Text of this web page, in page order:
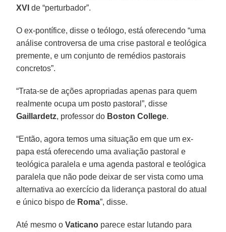
XVI de “perturbador”.
O ex-pontífice, disse o teólogo, está oferecendo “uma
análise controversa de uma crise pastoral e teológica
premente, e um conjunto de remédios pastorais
concretos”.
“Trata-se de ações apropriadas apenas para quem
realmente ocupa um posto pastoral”, disse
Gaillardetz, professor do Boston College.
“Então, agora temos uma situação em que um ex-
papa está oferecendo uma avaliação pastoral e
teológica paralela e uma agenda pastoral e teológica
paralela que não pode deixar de ser vista como uma
alternativa ao exercício da liderança pastoral do atual
e único bispo de Roma”, disse.
Até mesmo oVaticano parece estar lutando para